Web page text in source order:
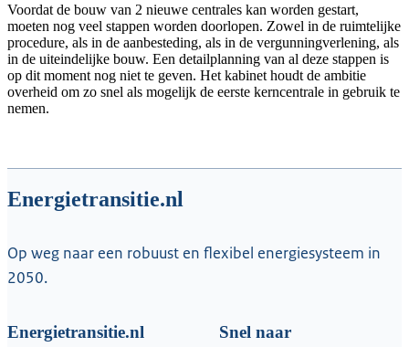
Voordat de bouw van 2 nieuwe centrales kan worden gestart,
moeten nog veel stappen worden doorlopen. Zowel in de ruimtelijke
procedure, als in de aanbesteding, als in de vergunningverlening, als
in de uiteindelijke bouw. Een detailplanning van al deze stappen is
op dit moment nog niet te geven. Het kabinet houdt de ambitie
overheid om zo snel als mogelijk de eerste kerncentrale in gebruik te
nemen.
Energietransitie.nl
Op weg naar een robuust en flexibel energiesysteem in
2050.
Energietransitie.nl Snel naar